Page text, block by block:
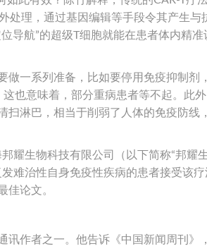
处理，通过基因编辑等手段令其产生与
导航”的超级T细胞就能在患者体内精准
做一系列准备，比如要停用免疫抑制剂
也意味着，部分重病患者等不起。此
扫淋巴，相当于削弱了人体的免疫防线
耀生物科技有限公司（以下简称“邦耀
难治性自身免疫性疾病的患者接受该
佳论文。
作者之一。他告诉《中国新闻周刊》